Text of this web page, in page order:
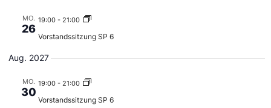
MO.
26
19:00 - 21:00
Vorstandssitzung SP 6
Aug. 2027
MO.
30
19:00 - 21:00
Vorstandssitzung SP 6